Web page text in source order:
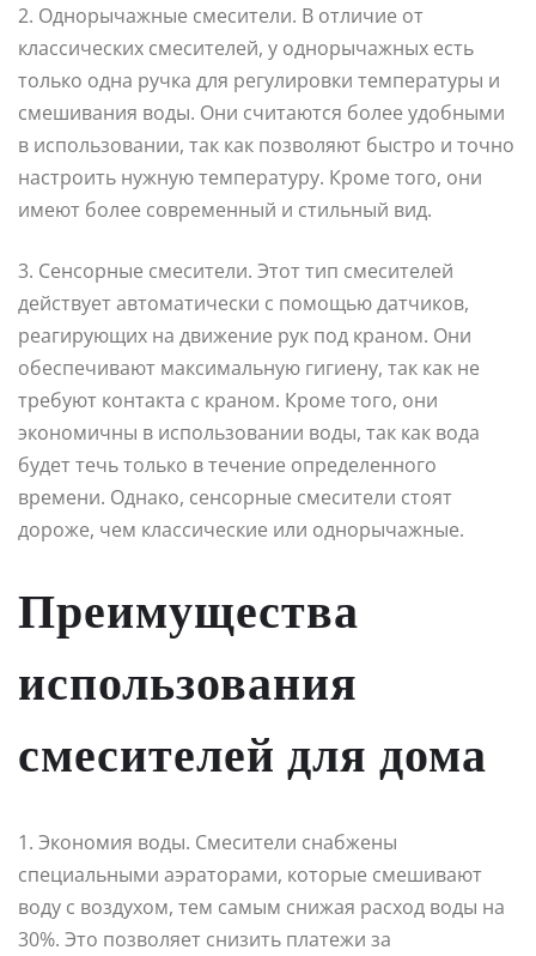
2. Однорычажные смесители. В отличие от
классических смесителей, у однорычажных есть
только одна ручка для регулировки температуры и
смешивания воды. Они считаются более удобными
в использовании, так как позволяют быстро и точно
настроить нужную температуру. Кроме того, они
имеют более современный и стильный вид.
3. Сенсорные смесители. Этот тип смесителей
действует автоматически с помощью датчиков,
реагирующих на движение рук под краном. Они
обеспечивают максимальную гигиену, так как не
требуют контакта с краном. Кроме того, они
экономичны в использовании воды, так как вода
будет течь только в течение определенного
времени. Однако, сенсорные смесители стоят
дороже, чем классические или однорычажные.
Преимущества
использования
смесителей для дома
1. Экономия воды. Смесители снабжены
специальными аэраторами, которые смешивают
воду с воздухом, тем самым снижая расход воды на
30%. Это позволяет снизить платежи за